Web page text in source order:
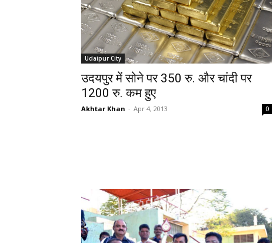
Udaipur City
उदयपुर में सोने पर 350 रु. और चांदी पर
1200 रु. कम हुए
Akhtar Khan - Apr 4, 2013 0